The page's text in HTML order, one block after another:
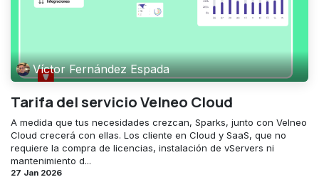
Víctor Fernández Espada
Tarifa del servicio Velneo Cloud
A medida que tus necesidades crezcan, Sparks, junto con Velneo
Cloud crecerá con ellas. Los cliente en Cloud y SaaS, que no
requiere la compra de licencias, instalación de vServers​ ni
mantenimiento d...
27 Jan 2026